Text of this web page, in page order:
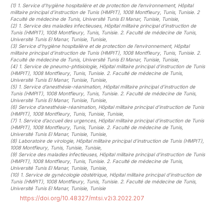
(1) 1. Service d’hygiène hospitalière et de protection de l’environnement, Hôpital
militaire principal d’instruction de Tunis (HMPIT), 1008 Montfleury, Tunis, Tunisie. 2
Faculté de médecine de Tunis, Université Tunis El Manar, Tunisie, Tunisie,
(2) 1. Service des maladies infectieuses, Hôpital militaire principal d’instruction de
Tunis (HMPIT), 1008 Montfleury, Tunis, Tunisie. 2. Faculté de médecine de Tunis,
Université Tunis El Manar, Tunisie, Tunisie,
(3) Service d’hygiène hospitalière et de protection de l’environnement, Hôpital
militaire principal d’instruction de Tunis (HMPIT), 1008 Montfleury, Tunis, Tunisie. 2.
Faculté de médecine de Tunis, Université Tunis El Manar, Tunisie, Tunisie,
(4) 1. Service de pneumo-phtisiologie, Hôpital militaire principal d’instruction de Tunis
(HMPIT), 1008 Montfleury, Tunis, Tunisie. 2. Faculté de médecine de Tunis,
Université Tunis El Manar, Tunisie, Tunisie,
(5) 1. Service d’anesthésie-réanimation, Hôpital militaire principal d’instruction de
Tunis (HMPIT), 1008 Montfleury, Tunis, Tunisie. 2. Faculté de médecine de Tunis,
Université Tunis El Manar, Tunisie, Tunisie,
(6) Service d’anesthésie-réanimation, Hôpital militaire principal d’instruction de Tunis
(HMPIT), 1008 Montfleury, Tunis, Tunisie, Tunisie,
(7) 1. Service d’accueil des urgences, Hôpital militaire principal d’instruction de Tunis
(HMPIT), 1008 Montfleury, Tunis, Tunisie. 2. Faculté de médecine de Tunis,
Université Tunis El Manar, Tunisie, Tunisie,
(8) Laboratoire de virologie, Hôpital militaire principal d’instruction de Tunis (HMPIT),
1008 Montfleury, Tunis, Tunisie, Tunisie,
(9) Service des maladies infectieuses, Hôpital militaire principal d’instruction de Tunis
(HMPIT), 1008 Montfleury, Tunis, Tunisie. 2. Faculté de médecine de Tunis,
Université Tunis El Manar, Tunisie, Tunisie,
(10) 1. Service de gynécologie obstétrique, Hôpital militaire principal d’instruction de
Tunis (HMPIT), 1008 Montfleury, Tunis, Tunisie. 2. Faculté de médecine de Tunis,
Université Tunis El Manar, Tunisie, Tunisie
https://doi.org/10.48327/mtsi.v2i3.2022.207